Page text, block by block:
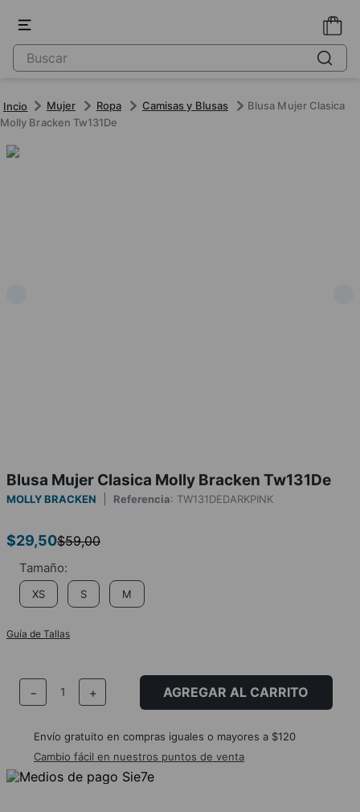
Mujer Ropa Camisas y Blusas
Blusa Mujer Clasica
Molly Bracken Tw131De
Blusa Mujer Clasica Molly Bracken Tw131De
MOLLY BRACKEN Referencia: TW131DEDARKPINK
$29,50$59,00
XS S M
Guía de Tallas
＋
－ AGREGAR AL CARRITO
Envío gratuito en compras iguales o mayores a $120
Cambio fácil en nuestros puntos de venta